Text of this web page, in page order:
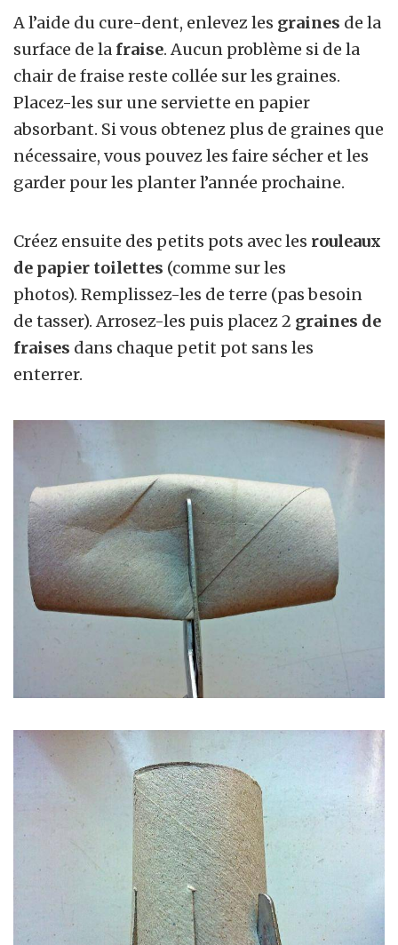
A l’aide du cure-dent, enlevez les graines de la
surface de la fraise. Aucun problème si de la
chair de fraise reste collée sur les graines.
Placez-les sur une serviette en papier
absorbant. Si vous obtenez plus de graines que
nécessaire, vous pouvez les faire sécher et les
garder pour les planter l’année prochaine.
Créez ensuite des petits pots avec les rouleaux
de papier toilettes (comme sur les
photos). Remplissez-les de terre (pas besoin
de tasser). Arrosez-les puis placez 2 graines de
fraises dans chaque petit pot sans les
enterrer.